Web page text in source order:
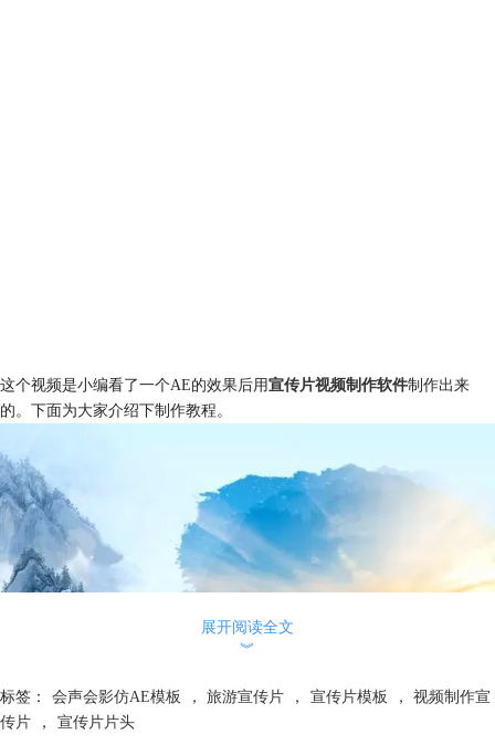
这个视频是小编看了一个AE的效果后用宣传片视频制作软件制作出来
的。下面为大家介绍下制作教程。
展开阅读全文
︾
标签： 会声会影仿AE模板 ， 旅游宣传片 ， 宣传片模板 ，
视频制作宣
传片
， 宣传片片头